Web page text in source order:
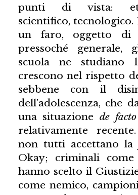
punti di vista:
scientifico,
un faro, oggetto di
pressoché generale,
scuola ne studiano
crescono nel rispetto
sebbene con il
dell’adolescenza, che
una situazione de facto
relativamente
non tutti accettano la
Okay; criminali
hanno scelto il
come nemico,